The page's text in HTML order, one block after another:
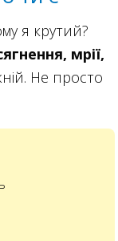
я крутий?
мрії,
Не просто